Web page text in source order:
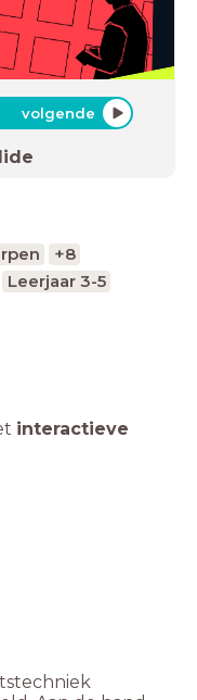
volgende
+8
Leerjaar 3-5
interactieve